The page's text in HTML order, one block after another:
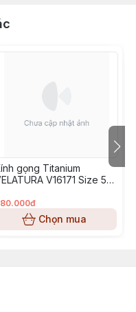
gọng Titanium
V16171 Size 53-
Chọn mua